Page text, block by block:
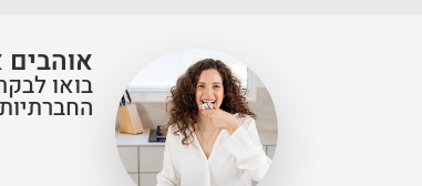
בואו
החברתיות